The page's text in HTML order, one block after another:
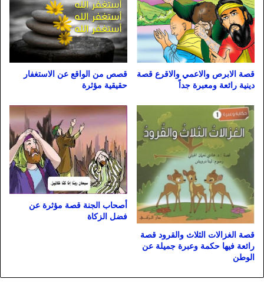
قصة الابرص والاعمي والاقرع قصة
دينية رائعة ومعبرة جداً
قصص من الواقع عن الاستغفار
حقيقية مؤثرة
قصة الغزالات الثلاث والقرود قصة
رائعة فيها حكمة وعبرة جميلة عن
الوطن
أصحاب الجنة قصة مؤثرة عن
فضل الزكاة